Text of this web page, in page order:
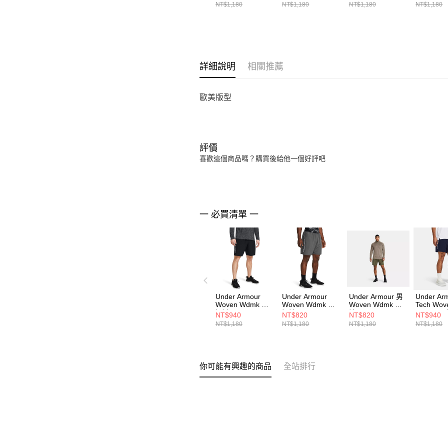
NT$1,180 NT$1,180 NT$1,180 NT$1,180
詳細說明 相關推薦
歐美版型
評價
喜歡這個商品嗎？購買後給他一個好評吧
一 必買清單 一
Under Armour
Woven Wdmk 男
短褲 1383356-001
NT$940
NT$1,180
Under Armour
Woven Wdmk 男
短褲 1383356-025
NT$820
NT$1,180
Under Armour 男
Woven Wdmk 短
褲 1383356-390
NT$820
NT$1,180
Under
Tech
Wdmk 男
1383356-
NT$940
NT$1,180
你可能有興趣的商品 全站排行